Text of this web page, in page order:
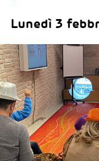
Lunedì 3